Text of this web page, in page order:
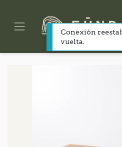
Conexión
vuelta.